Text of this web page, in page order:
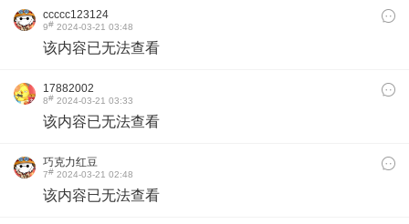
ccccc123124
9# 2024-03-21 03:48
该内容已无法查看
17882002
8# 2024-03-21 03:33
该内容已无法查看
巧克力红豆
7# 2024-03-21 02:48
该内容已无法查看